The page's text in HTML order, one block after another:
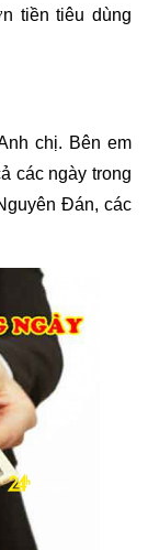
12
vay tiền gấp để
vượt qua khó
ngày.